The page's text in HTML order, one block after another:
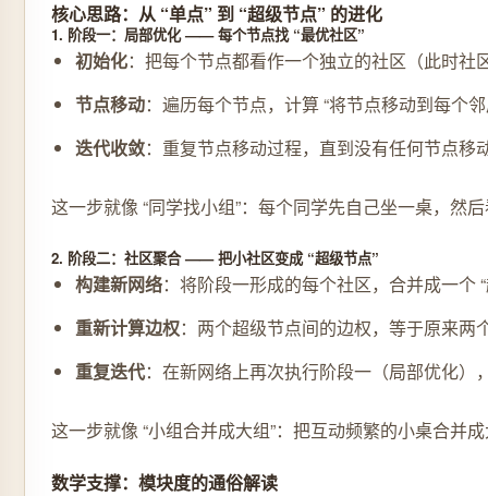
核心思路：从 “单点” 到 “超级节点” 的进化
1. 阶段一：局部优化 —— 每个节点找 “最优社区”
初始化：把每个节点都看作一个独立的社区（此时社
节点移动：遍历每个节点，计算 “将节点移动到每个
迭代收敛：重复节点移动过程，直到没有任何节点
这一步就像 “同学找小组”：每个同学先自己坐一桌，然
2. 阶段二：社区聚合 —— 把小社区变成 “超级节点”
构建新网络：将阶段一形成的每个社区，合并成一个
重新计算边权：两个超级节点间的边权，等于原来两
重复迭代：在新网络上再次执行阶段一（局部优化）
这一步就像 “小组合并成大组”：把互动频繁的小桌合并
数学支撑：模块度的通俗解读